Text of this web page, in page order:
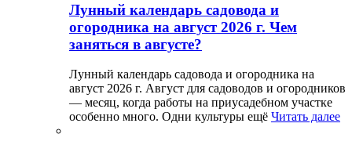
Лунный календарь садовода и
огородника на август 2026 г. Чем
заняться в августе?
Лунный календарь садовода и огородника на
август 2026 г. Август для садоводов и огородников
— месяц, когда работы на приусадебном участке
особенно много. Одни культуры ещё Читать далее